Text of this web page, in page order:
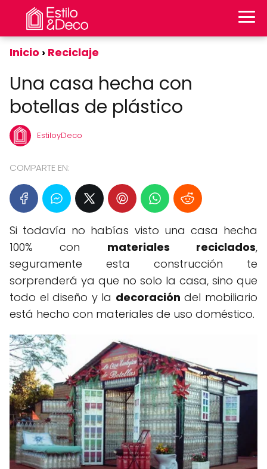
Inicio Reciclaje
Una casa hecha con
botellas de plástico
EstiloyDeco
COMPARTE EN:
Si todavía no habías visto una casa hecha
100% con materiales reciclados,
seguramente esta construcción te
sorprenderá ya que no solo la casa, sino que
todo el diseño y la decoración del mobiliario
está hecho con materiales de uso doméstico.